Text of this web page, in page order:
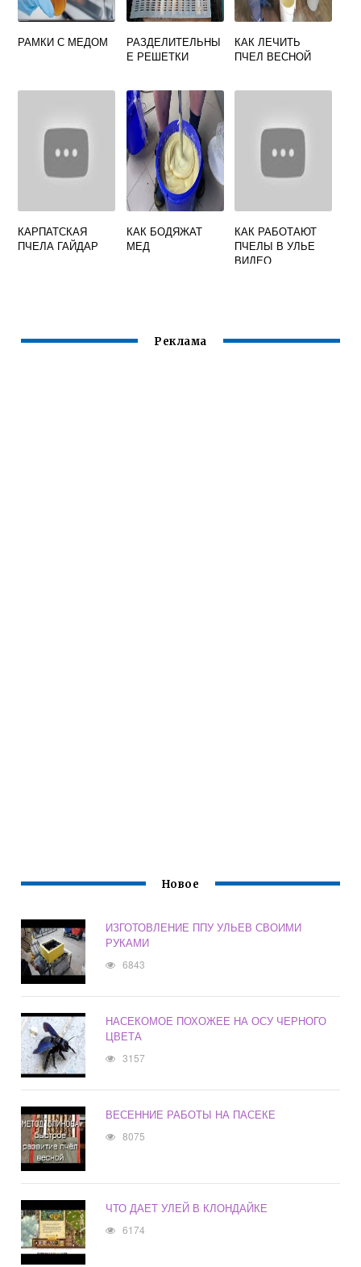
РАМКИ С МЕДОМ
РАЗДЕЛИТЕЛЬНЫ
Е РЕШЕТКИ
КАК ЛЕЧИТЬ
ПЧЕЛ ВЕСНОЙ
КАРПАТСКАЯ
ПЧЕЛА ГАЙДАР
КАК БОДЯЖАТ
МЕД
КАК РАБОТАЮТ
ПЧЕЛЫ В УЛЬЕ
ВИДЕО
Реклама
Новое
ИЗГОТОВЛЕНИЕ ППУ УЛЬЕВ СВОИМИ
РУКАМИ
6843
НАСЕКОМОЕ ПОХОЖЕЕ НА ОСУ ЧЕРНОГО
ЦВЕТА
3157
ВЕСЕННИЕ РАБОТЫ НА ПАСЕКЕ
8075
ЧТО ДАЕТ УЛЕЙ В КЛОНДАЙКЕ
6174